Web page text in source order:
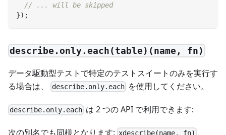
// ... will be skipped
}) ;
describe.only.each(table)(name, fn)
データ駆動型テストで特定のテストスイートのみを実行す
る場合は、
describe.only.each を使用してください。
describe.only.each は 2 つの API で利用できます:
次の別名でも同様となります: xdescribe(name, fn)